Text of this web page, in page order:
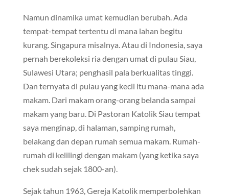
Namun dinamika umat kemudian berubah. Ada
tempat-tempat tertentu di mana lahan begitu
kurang. Singapura misalnya. Atau di Indonesia, saya
pernah berekoleksi ria dengan umat di pulau Siau,
Sulawesi Utara; penghasil pala berkualitas tinggi.
Dan ternyata di pulau yang kecil itu mana-mana ada
makam. Dari makam orang-orang belanda sampai
makam yang baru. Di Pastoran Katolik Siau tempat
saya menginap, di halaman, samping rumah,
belakang dan depan rumah semua makam. Rumah-
rumah di kelilingi dengan makam (yang ketika saya
chek sudah sejak 1800-an).
Sejak tahun 1963, Gereja Katolik memperbolehkan